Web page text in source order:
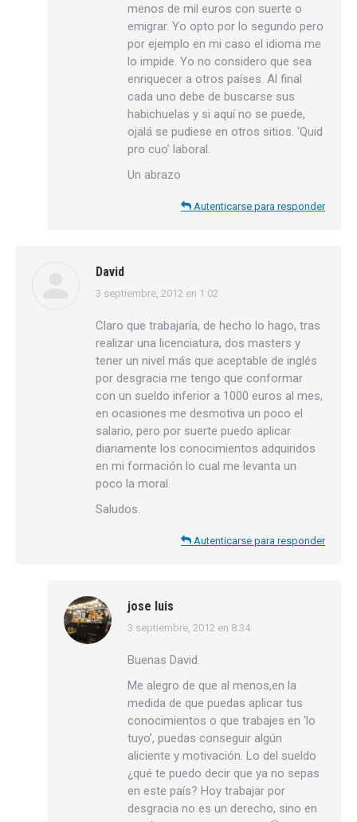
menos de mil euros con suerte o
emigrar. Yo opto por lo segundo pero
por ejemplo en mi caso el idioma me
lo impide. Yo no considero que sea
enriquecer a otros países. Al final
cada uno debe de buscarse sus
habichuelas y si aquí no se puede,
ojalá se pudiese en otros sitios. ‘Quid
pro cuo’ laboral.
Un abrazo
Autenticarse para responder
David
dice:
3 septiembre, 2012 en 1:02
Claro que trabajaría, de hecho lo hago, tras
realizar una licenciatura, dos masters y
tener un nivel más que aceptable de inglés
por desgracia me tengo que conformar
con un sueldo inferior a 1000 euros al mes,
en ocasiones me desmotiva un poco el
salario, pero por suerte puedo aplicar
diariamente los conocimientos adquiridos
en mi formación lo cual me levanta un
poco la moral.
Saludos.
Autenticarse para responder
jose luis
dice:
3 septiembre, 2012 en 8:34
Buenas David.
Me alegro de que al menos,en la
medida de que puedas aplicar tus
conocimientos o que trabajes en ‘lo
tuyo’, puedas conseguir algún
aliciente y motivación. Lo del sueldo
¿qué te puedo decir que ya no sepas
en este país? Hoy trabajar por
desgracia no es un derecho, sino en